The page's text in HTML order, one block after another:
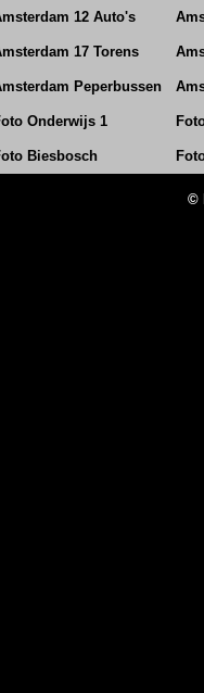
12 Auto's
17 Torens
Peperbussen
Onderwijs 1
Biesbosch
©